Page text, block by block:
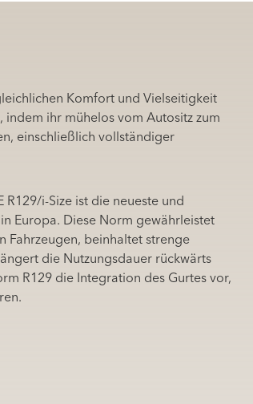
Komfort und Vielseitigkeit
ihr mühelos vom Autositz zum
einschließlich vollständiger
R129/i-Size ist die neueste und
Europa. Diese Norm gewährleistet
Fahrzeugen, beinhaltet strenge
die Nutzungsdauer rückwärts
R129 die Integration des Gurtes vor,